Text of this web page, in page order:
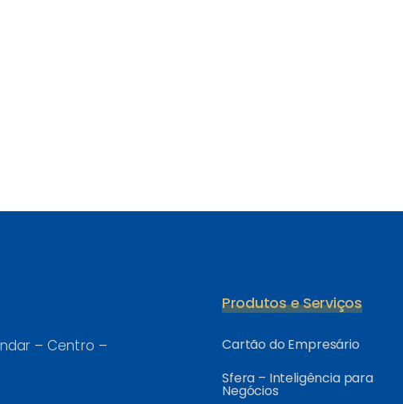
– Centro –
Produtos e Serviços
Cartão do Empresário
Sfera – Inteligência para
Negócios